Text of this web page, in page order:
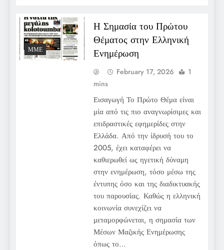
ΜΜΕ
Η Σημασία του Πρώτου
Θέματος στην Ελληνική
Ενημέρωση
February 17, 2026
1
mins
Εισαγωγή Το Πρώτο Θέμα είναι
μία από τις πιο αναγνωρίσιμες και
επιδραστικές εφημερίδες στην
Ελλάδα. Από την ίδρυσή του το
2005, έχει καταφέρει να
καθιερωθεί ως ηγετική δύναμη
στην ενημέρωση, τόσο μέσω της
έντυπης όσο και της διαδικτυακής
του παρουσίας. Καθώς η ελληνική
κοινωνία συνεχίζει να
μεταμορφώνεται, η σημασία των
Μέσων Μαζικής Ενημέρωσης
όπως το…